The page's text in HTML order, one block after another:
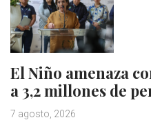
El Niño amenaza
a 3,2 millones de
7 agosto, 2026